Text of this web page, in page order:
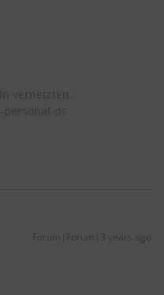
vernetzten:
ds
Forum|Forum|3 years ago